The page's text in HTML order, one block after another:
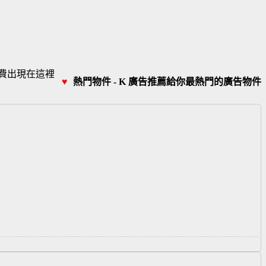
♥ 熱門物件 - K 廣告推薦給你最熱門的廣告物件
出現在這裡